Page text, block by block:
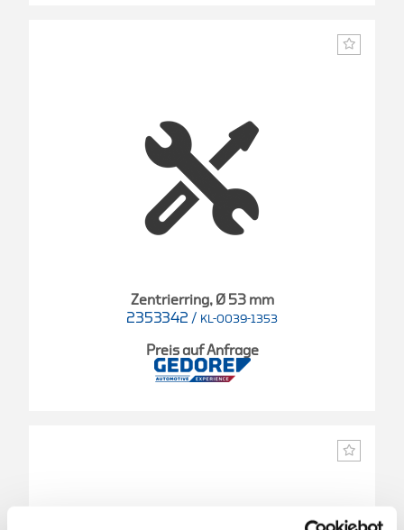
Zentrierring, Ø 53 mm
2353342 / KL-0039-1353
Preis auf Anfrage